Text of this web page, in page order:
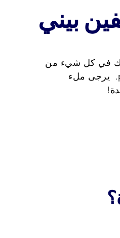
بيني
في كل شيء من
نقاط الحديث إلى تحديثات موقع pennie.com. يرجى ملء